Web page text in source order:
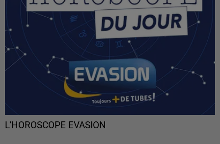
L'HOROSCOPE EVASION